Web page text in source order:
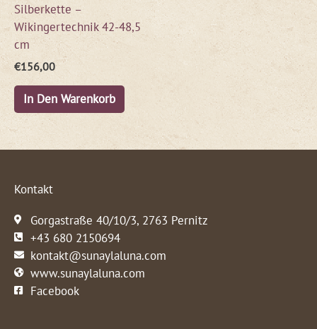
Silberkette –
Wikingertechnik 42-48,5
cm
€156,00
In Den Warenkorb
Kontakt
Gorgastraße 40/10/3, 2763 Pernitz
+43 680 2150694
kontakt@sunaylaluna.com
www.sunaylaluna.com
Facebook